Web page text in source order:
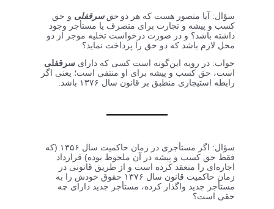
سؤال: آیا متصور هست که هر دوحقسرقفلی و حق
کسب و پیشه و تجارت برای متصرف یا مستأجر وجود
داشته باشد؟ و در صورت درخواست تخلیه موجر از دو
محل لازم باشد که دو حق را پرداخت نماید؟
جواب: در رویه این‌گونه است کسی که دارای سرقفلی
است، حق کسب و پیشه برای او منتفی است؛ یعنی اگر
رابطه استیجاری منطبق بر قانون سال ۱۳۷۶ باشد.
سؤال: اگر مستأجری در زمان حاکمیت سال ۱۳۵۶ (که
فقط حق کسب و پیشه در آن ملحوظ بوده) قرارداد
اجاره‌ای را منعقد کرده است و از طریق قانونی در
زمان حاکمیت قانون سال ۱۳۷۶ حقوق خودش را به
مستأجر جدید واگذار کرده، مستأجر جدید دارای چه
حقی است؟